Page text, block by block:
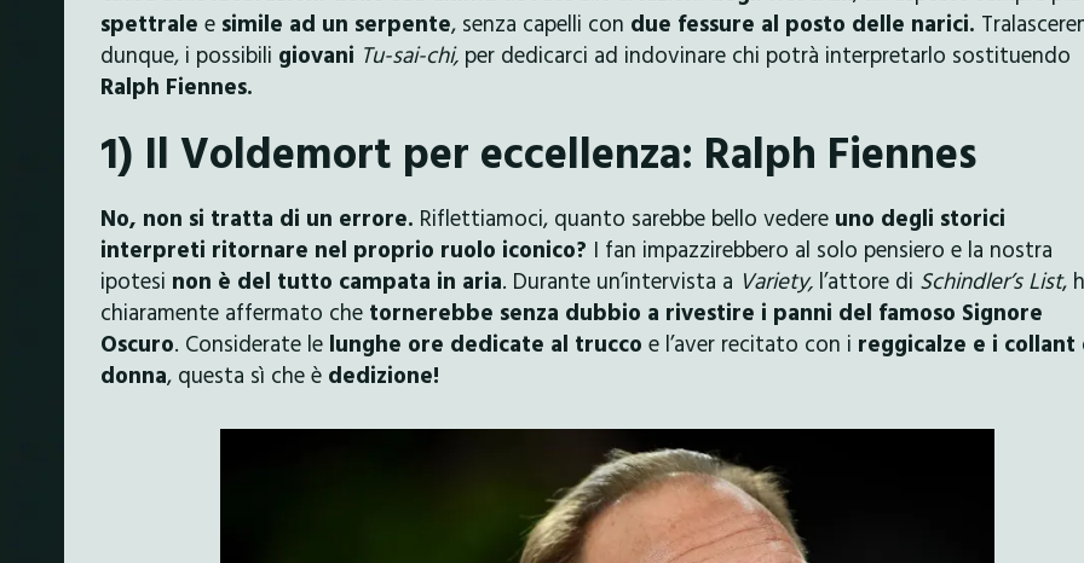
spettrale e simile ad un serpente, senza capelli con due fessure al posto delle narici.
dunque, i possibili giovani Tu-sai-chi, per dedicarci ad indovinare chi potrà interpretarlo sostituendo
Ralph Fiennes.
1) Il Voldemort per eccellenza: Ralph Fiennes
No, non si tratta di un errore. Riflettiamoci, quanto sarebbe bello vedere uno degli storici
interpreti ritornare nel proprio ruolo iconico? I fan impazzirebbero al solo pensiero e la nostra
ipotesi non è del tutto campata in aria. Durante un’intervista a Variety,l’attore di Schindler’s List,
chiaramente affermato che tornerebbe senza dubbio a rivestire i panni del famoso Signore
Oscuro. Considerate le lunghe ore dedicate al trucco e l’aver recitato con i reggicalze e i collant
donna, questa sì che è dedizione!